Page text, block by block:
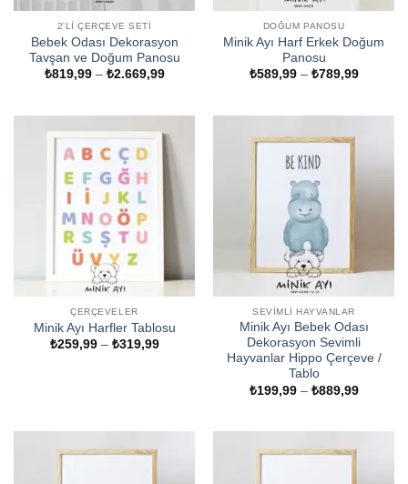
2'LI ÇERÇEVE SETI
Bebek Odası Dekorasyon
Tavşan ve Doğum Panosu
₺819,99 – ₺2.669,99Fiyat
DOĞUM PANOSU
Minik Ayı Harf Erkek Doğum
Panosu
₺589,99 – ₺789,99Fiyat
ÇERÇEVELER
Minik Ayı Harfler Tablosu
₺259,99 – ₺319,99Fiyat
SEVIMLI HAYVANLAR
Minik Ayı Bebek Odası
Dekorasyon Sevimli
Hayvanlar Hippo Çerçeve /
Tablo
₺199,99 – ₺889,99Fiyat